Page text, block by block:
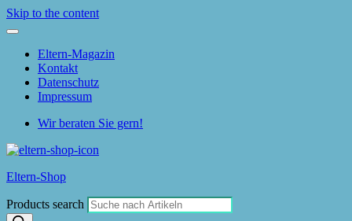
Skip to the content
Eltern-Magazin
Kontakt
Datenschutz
Impressum
Wir beraten Sie gern!
Eltern-Shop
Products search